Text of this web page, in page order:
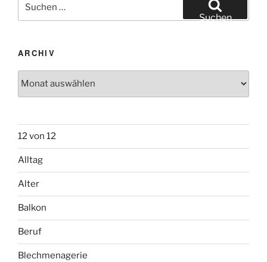
nach:
Suchen
ARCHIV
Archiv
12 von 12
Alltag
Alter
Balkon
Beruf
Blechmenagerie